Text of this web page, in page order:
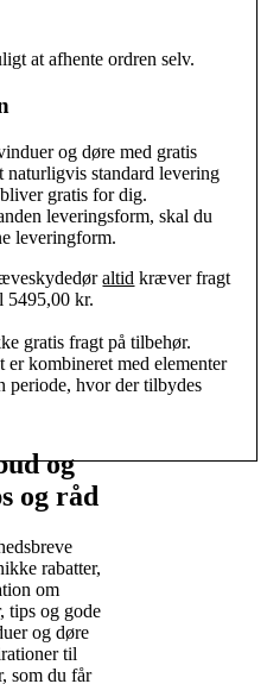
at afhente ordren selv.
og døre med gratis
naturligvis standard levering
gratis for dig.
leveringsform, skal du
leveringform.
altid kræver fragt
5495,00 kr.
gratis fragt på tilbehør.
er kombineret med elementer
periode, hvor der tilbydes
og
og råd
rabatter,
om
tips og gode
og døre
til
som du får